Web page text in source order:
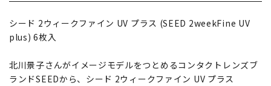
シード 2ウィークファイン UV プラス (SEED 2weekFine UV
plus) 6枚入
北川景子さんがイメージモデルをつとめるコンタクトレンズブ
ランドSEEDから、シード 2ウィークファイン UV プラス